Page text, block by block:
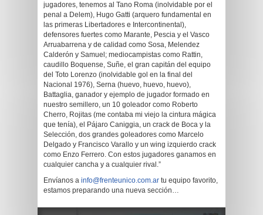
jugadores, tenemos al Tano Roma (inolvidable por el
penal a Delem), Hugo Gatti (arquero fundamental en
las primeras Libertadores e Intercontinental),
defensores fuertes como Marante, Pescia y el Vasco
Arruabarrena y de calidad como Sosa, Melendez
Calderón y Samuel; mediocampistas como Rattin,
caudillo Boquense, Suñe, el gran capitán del equipo
del Toto Lorenzo (inolvidable gol en la final del
Nacional 1976), Serna (huevo, huevo, huevo),
Battaglia, ganador y ejemplo de jugador formado en
nuestro semillero, un 10 goleador como Roberto
Cherro, Rojitas (me contaba mi viejo la cintura mágica
que tenía), el Pájaro Caniggia, un crack de Boca y la
Selección, dos grandes goleadores como Marcelo
Delgado y Francisco Varallo y un wing izquierdo crack
como Enzo Ferrero. Con estos jugadores ganamos en
cualquier cancha y a cualquier rival.”
Envíanos a info@frenteunico.com.ar tu equipo favorito,
estamos preparando una nueva sección…